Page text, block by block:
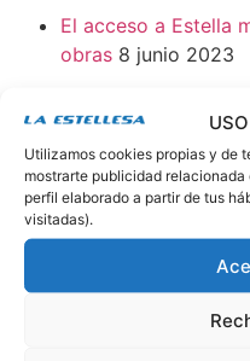
Utilizamos cookies propias y de
mostrarte publicidad
perfil elaborado a partir de tus
visitadas).
El acceso a Estella
obras 8 junio 2023